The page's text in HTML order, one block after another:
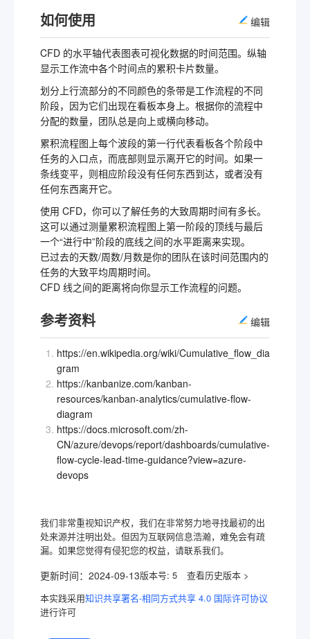
如何使用 编辑
CFD 的水平轴代表图表可视化数据的时间范围。纵轴
显示工作流中各个时间点的累积卡片数量。
划分上行流部分的不同颜色的条带是工作流程的不同
阶段，因为它们出现在看板本身上。根据你的流程中
分配的数量，团队总是向上或横向移动。
累积流程图上每个波段的第一行代表看板各个阶段中
任务的入口点，而底部则显示离开它的时间。如果一
条线变平，则相应阶段没有任何东西到达，或者没有
任何东西离开它。
使用 CFD，你可以了解任务的大致周期时间有多长。
这可以通过测量累积流程图上第一阶段的顶线与最后
一个“进行中”阶段的底线之间的水平距离来实现。
已过去的天数/周数/月数是你的团队在该时间范围内的
任务的大致平均周期时间。
CFD 线之间的距离将向你显示工作流程的问题。
参考资料 编辑
https://en.wikipedia.org/wiki/Cumulative_flow_dia
gram
https://kanbanize.com/kanban-
resources/kanban-analytics/cumulative-flow-
diagram
https://docs.microsoft.com/zh-
CN/azure/devops/report/dashboards/cumulative-
flow-cycle-lead-time-guidance?view=azure-
devops
我们非常重视知识产权，我们在非常努力地寻找最初的出
处来源并注明出处。但因为互联网信息浩瀚，难免会有疏
漏。如果您觉得有侵犯您的权益，请联系我们。
更新时间： 2024-09-13版本号: 5
本实践采用知识共享署名-相同方式共享 4.0 国际许可协议
进行许可